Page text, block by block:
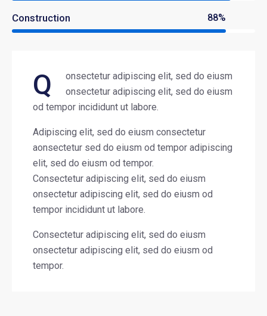
Construction 88%
Q
onsectetur adipiscing elit, sed do eiusm
onsectetur adipiscing elit, sed do eiusm
od tempor incididunt ut labore.
Adipiscing elit, sed do eiusm consectetur
aonsectetur sed do eiusm od tempor adipiscing
elit, sed do eiusm od tempor.
Consectetur adipiscing elit, sed do eiusm
onsectetur adipiscing elit, sed do eiusm od
tempor incididunt ut labore.
Consectetur adipiscing elit, sed do eiusm
onsectetur adipiscing elit, sed do eiusm od
tempor.